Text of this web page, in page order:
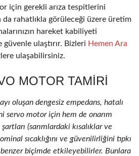
için gerekli arıza tespitlerini
da rahatlıkla görüleceği üzere üretim
hareket kabiliyeti
ulaştırır. Bizleri Hemen Ara
ulaşabilirsiniz.
MOTOR TAMIRI
oluşan dengesiz empedans, hatalı
servo motor için hem de onarım
(sarımlardaki kısalıklar ve
sıcaklığını ve güvenilirliğini tıpkı
biçimde etkileyebilirler. Bunlara